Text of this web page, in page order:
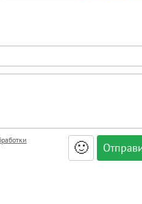
<pre>, <ul>, <ol>, <li>,
становятся ссылками, и
🙂